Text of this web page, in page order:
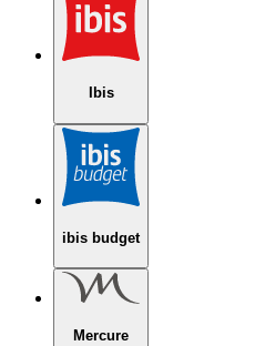
Ibis
ibis budget
Mercure